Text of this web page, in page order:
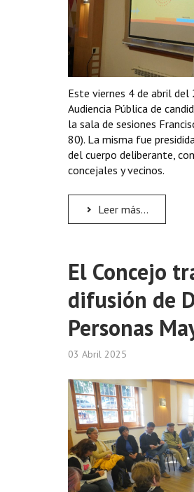
Este viernes 4 de abril
Audiencia Pública de
la sala de sesiones
80). La misma fue
del cuerpo deliberante,
concejales y vecinos.
Leer más...
El Concejo
difusión de
Personas
03 Abril 2025